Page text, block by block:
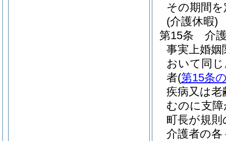
その期間
(介護休暇)
第15条
介
事実上婚
おいて同じ
者(第15条
疾病又は
むのに支
町長が規
介護者の